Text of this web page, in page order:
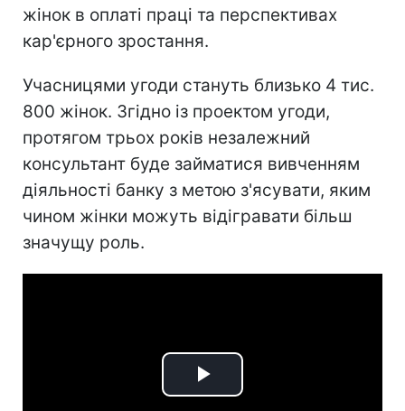
жінок в оплаті праці та перспективах
кар'єрного зростання.
Учасницями угоди стануть близько 4 тис.
800 жінок. Згідно із проектом угоди,
протягом трьох років незалежний
консультант буде займатися вивченням
діяльності банку з метою з'ясувати, яким
чином жінки можуть відігравати більш
значущу роль.
Play